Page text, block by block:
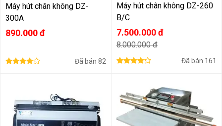
Máy hút chân không DZ-
300A
890.000 đ
Đã bán 82
Máy hút chân không DZ-260
B/C
7.500.000 đ
8.000.000 đ
Đã bán 161